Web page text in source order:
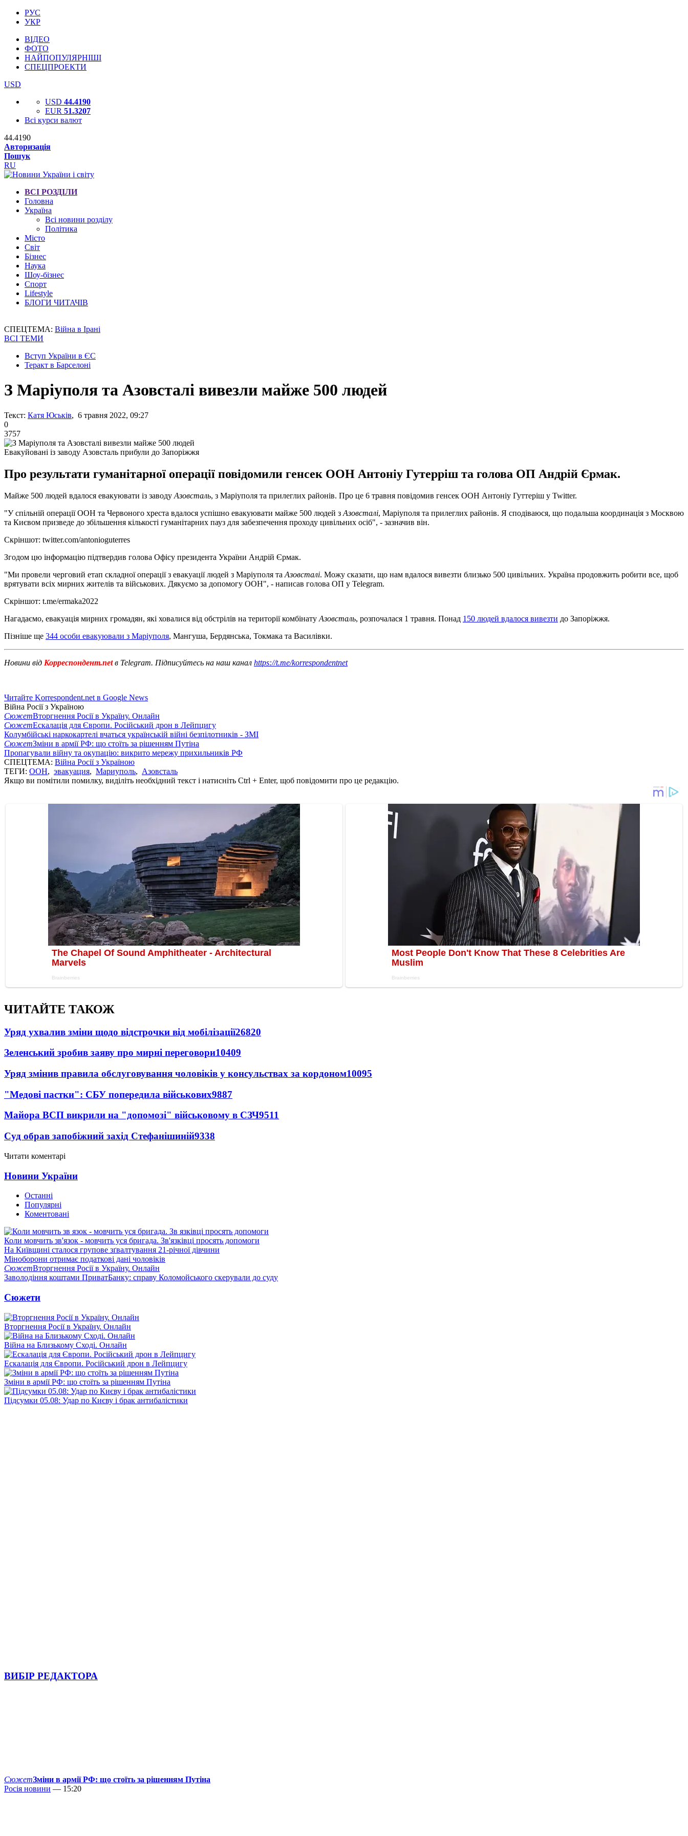
РУС
УКР
ВІДЕО
ФОТО
НАЙПОПУЛЯРНІШІ
СПЕЦПРОЕКТИ
USD
USD 44.4190
EUR 51.3207
Всі курси валют
44.4190
Авторизація
Пошук
RU
ВСІ РОЗДІЛИ
Головна
Україна
Всі новини розділу
Політика
Місто
Світ
Бізнес
Наука
Шоу-бізнес
Спорт
Lifestyle
БЛОГИ ЧИТАЧІВ
СПЕЦТЕМА: Війна в Ірані
ВСІ ТЕМИ
Вступ України в ЄС
Теракт в Барселоні
З Маріуполя та Азовсталі вивезли майже 500 людей
Текст: Катя Юськів, 6 травня 2022, 09:27
0
3757
Евакуйовані із заводу Азовсталь прибули до Запоріжжя
Про результати гуманітарної операції повідомили генсек ООН Антоніу Гутерріш та голова ОП Андрій Єрмак.
Майже 500 людей вдалося евакуювати із заводу Азовсталь, з Маріуполя та прилеглих районів. Про це 6 травня повідомив генсек ООН Антоніу Гуттеріш у Twitter.
"У спільній операції ООН та Червоного хреста вдалося успішно евакуювати майже 500 людей з Азовсталі, Маріуполя та прилеглих районів. Я сподіваюся, що подальша координація з Москвою
та Києвом призведе до збільшення кількості гуманітарних пауз для забезпечення проходу цивільних осіб", - зазначив він.
Скріншот: twitter.com/antonioguterres
Згодом цю інформацію підтвердив голова Офісу президента України Андрій Єрмак.
"Ми провели черговий етап складної операції з евакуації людей з Маріуполя та Азовсталі. Можу сказати, що нам вдалося вивезти близько 500 цивільних. Україна продовжить робити все, щоб
врятувати всіх мирних жителів та військових. Дякуємо за допомогу ООН", - написав голова ОП у Telegram.
Скріншот: t.me/ermaka2022
Нагадаємо, евакуація мирних громадян, які ховалися від обстрілів на території комбінату Азовсталь, розпочалася 1 травня. Понад 150 людей вдалося вивезти до Запоріжжя.
Пізніше ще 344 особи евакуювали з Маріуполя, Мангуша, Бердянська, Токмака та Василівки.
Новини від Корреспондент.netв Telegram. Підписуйтесь на наш канал https://t.me/korrespondentnet
Читайте Korrespondent.net в Google News
Війна Росії з Україною
СюжетВторгнення Росії в Україну. Онлайн
СюжетЕскалація для Європи. Російський дрон в Лейпцигу
Колумбійські наркокартелі вчаться українській війні безпілотників - ЗМІ
СюжетЗміни в армії РФ: що стоїть за рішенням Путіна
Пропагували війну та окупацію: викрито мережу прихильників РФ
СПЕЦТЕМА: Війна Росії з Україною
ТЕГИ: ООН, эвакуация, Мариуполь, Азовсталь
Якщо ви помітили помилку, виділіть необхідний текст і натисніть Ctrl + Enter, щоб повідомити про це редакцію.
ЧИТАЙТЕ ТАКОЖ
Уряд ухвалив зміни щодо відстрочки від мобілізації26820
Зеленський зробив заяву про мирні переговори10409
Уряд змінив правила обслуговування чоловіків у консульствах за кордоном10095
"Медові пастки": СБУ попередила військових9887
Майора ВСП викрили на "допомозі" військовому в СЗЧ9511
Суд обрав запобіжний захід Стефанішиній9338
Читати коментарі
Новини України
Останні
Популярні
Коментовані
Коли мовчить зв'язок - мовчить уся бригада. Зв'язківці просять допомоги
На Київщині сталося групове зґвалтування 21-річної дівчини
Міноборони отримає податкові дані чоловіків
СюжетВторгнення Росії в Україну. Онлайн
Заволодіння коштами ПриватБанку: справу Коломойського скерували до суду
Сюжети
Вторгнення Росії в Україну. Онлайн
Війна на Близькому Сході. Онлайн
Ескалація для Європи. Російський дрон в Лейпцигу
Зміни в армії РФ: що стоїть за рішенням Путіна
Підсумки 05.08: Удар по Києву і брак антибалістики
ВИБІР РЕДАКТОРА
СюжетЗміни в армії РФ: що стоїть за рішенням Путіна
Росія новини — 15:20